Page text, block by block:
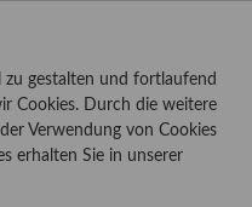
gestalten und fortlaufend
Cookies. Durch die weitere
Verwendung von Cookies
erhalten Sie in unserer